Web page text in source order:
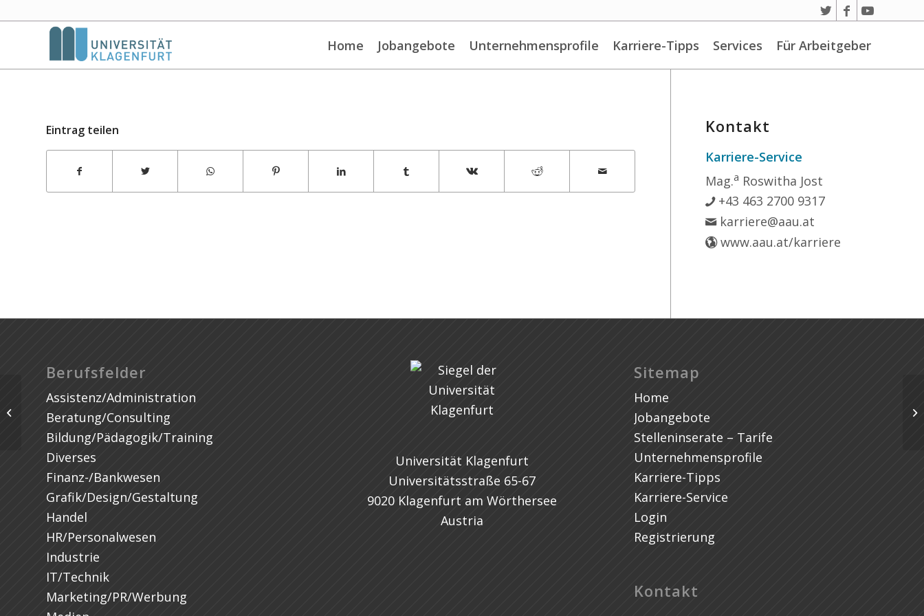
Home Jobangebote Unternehmensprofile Karriere-Tipps Services Für Arbeitgeber
Eintrag teilen Kontakt
Karriere-Service
Mag.a Roswitha Jost
+43 463 2700 9317
karriere@aau.at
www.aau.at/karriere
Berufsfelder
Assistenz/Administration
Beratung/Consulting
Bildung/Pädagogik/Training
Diverses
Finanz-/Bankwesen
Grafik/Design/Gestaltung
Handel
HR/Personalwesen
Industrie
IT/Technik
Marketing/PR/Werbung
Universität Klagenfurt
Universitätsstraße 65-67
9020 Klagenfurt am Wörthersee
Austria
Sitemap
Home
Jobangebote
Stelleninserate – Tarife
Unternehmensprofile
Karriere-Tipps
Karriere-Service
Login
Registrierung
Kontakt